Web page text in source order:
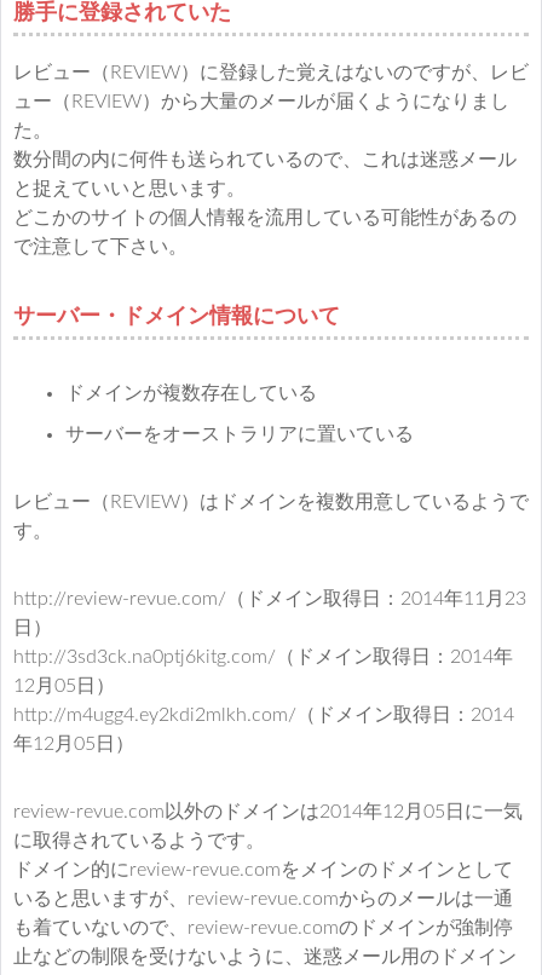
勝手に登録されていた
レビュー（REVIEW）に登録した覚えはないのですが、レビ
ュー（REVIEW）から大量のメールが届くようになりまし
た。
数分間の内に何件も送られているので、これは迷惑メール
と捉えていいと思います。
どこかのサイトの個人情報を流用している可能性があるの
で注意して下さい。
サーバー・ドメイン情報について
ドメインが複数存在している
サーバーをオーストラリアに置いている
レビュー（REVIEW）はドメインを複数用意しているようで
す。
http://review-revue.com/（ドメイン取得日：2014年11月23
日）
http://3sd3ck.na0ptj6kitg.com/（ドメイン取得日：2014年
12月05日）
http://m4ugg4.ey2kdi2mlkh.com/（ドメイン取得日：2014
年12月05日）
review-revue.com以外のドメインは2014年12月05日に一気
に取得されているようです。
ドメイン的にreview-revue.comをメインのドメインとして
いると思いますが、review-revue.comからのメールは一通
も着ていないので、review-revue.comのドメインが強制停
止などの制限を受けないように、迷惑メール用のドメイン